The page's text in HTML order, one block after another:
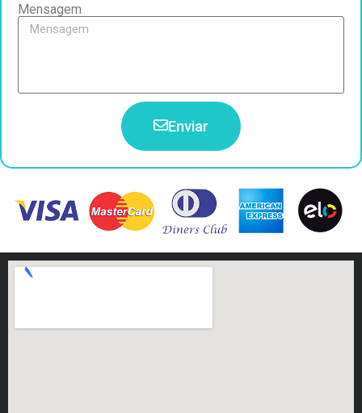
Mensagem
Enviar